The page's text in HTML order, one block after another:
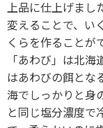
上品に仕上げま
変えることで、い
くらを作ることが
「あわび」は北
はあわびの餌とな
海でしっかりと身
と同じ塩分濃度で